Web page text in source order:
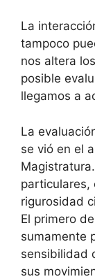
La
tampoco
nos altera
posible
llegamos a
La
se vió en el
particulares,
rigurosidad
El primero
sumamente
sensibilidad
sus